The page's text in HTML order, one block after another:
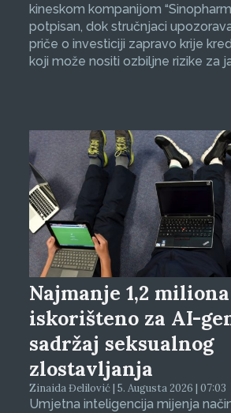
kineskom kompanijom
potpisan, dok stručnjaci
priče o investiciji zapravo krije
koji može nositi ozbiljne rizike za
Najmanje 1,2
iskorišteno za AI-
sadržaj seksualnog
zlostavljanja
Zinaida Đelilović | 5. Augusta 2026 | 07:03
Umjetna inteligencija mijenja